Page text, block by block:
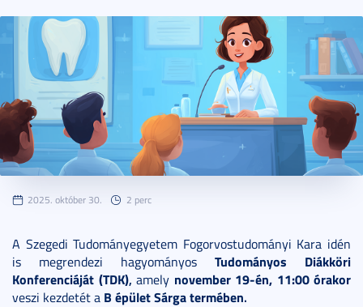
2025. október 30. 2 perc
A Szegedi Tudományegyetem Fogorvostudományi Kara idén
is megrendezi hagyományos
Tudományos Diákköri
Konferenciáját (TDK), amely november 19-én, 11:00 órakor
veszi kezdetét a B épület Sárga termében.